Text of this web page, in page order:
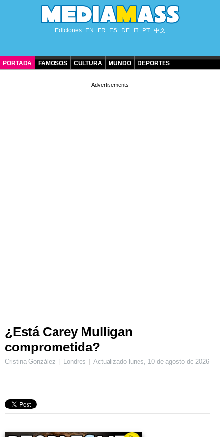
Ediciones EN FR ES DE IT PT 中文
PORTADA FAMOSOS CULTURA MUNDO DEPORTES
¿Está Carey Mulligan
comprometida?
Cristina González Londres Actualizado lunes, 10 de agosto de 2026